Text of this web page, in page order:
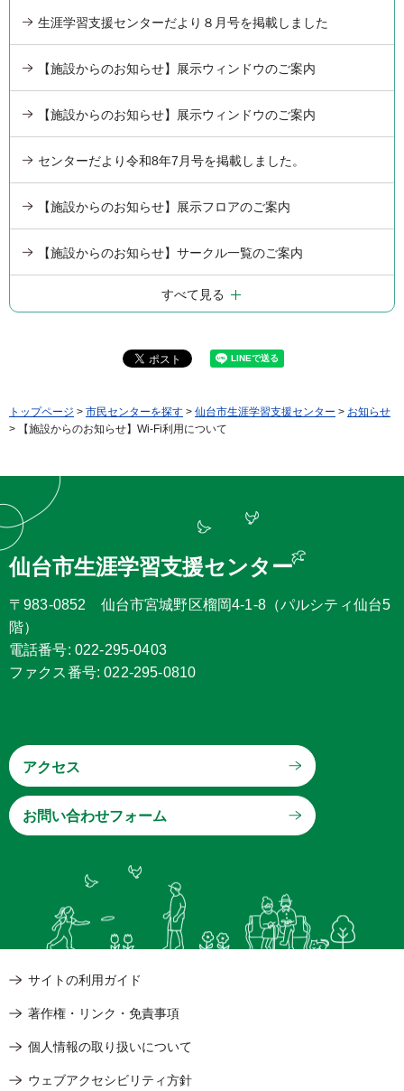
生涯学習支援センターだより８月号を掲載しました
【施設からのお知らせ】展示ウィンドウのご案内
【施設からのお知らせ】展示ウィンドウのご案内
センターだより令和8年7月号を掲載しました。
【施設からのお知らせ】展示フロアのご案内
【施設からのお知らせ】サークル一覧のご案内
すべて見る
トップページ > 市民センターを探す > 仙台市生涯学習支援センター > お知らせ
> 【施設からのお知らせ】Wi-Fi利用について
仙台市生涯学習支援センター
〒983-0852 仙台市宮城野区榴岡4-1-8（パルシティ仙台5
階）
電話番号: 022-295-0403
ファクス番号: 022-295-0810
アクセス
サイトの利用ガイド
著作権・リンク・免責事項
個人情報の取り扱いについて
ウェブアクセシビリティ方針